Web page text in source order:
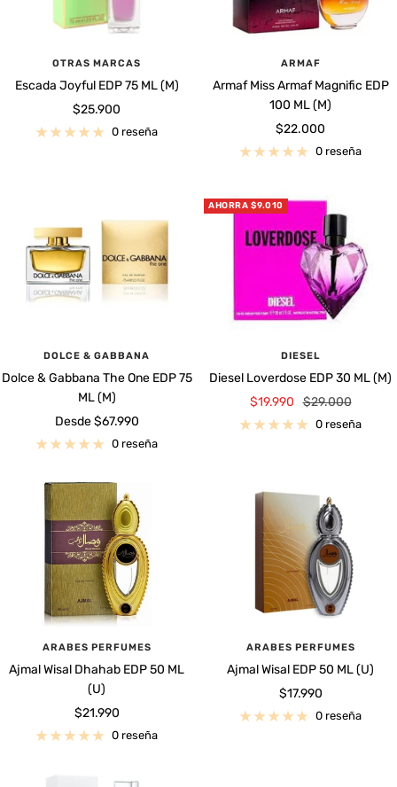
OTRAS MARCAS
Escada Joyful EDP 75 ML (M)
Precio
de
$25.900
0 reseña
ARMAF
Armaf Miss Armaf Magnific EDP
100 ML (M)
Precio
de
$22.000
0 reseña
DOLCE & GABBANA
Dolce & Gabbana The One EDP 75
ML (M)
Precio
de
Desde $67.990
0 reseña
AHORRA $9.010
DIESEL
Diesel Loverdose EDP 30 ML (M)
Precio
de
$19.990 Precio
normal
$29.000
0 reseña
ARABES PERFUMES
Ajmal Wisal Dhahab EDP 50 ML
(U)
Precio
de
$21.990
0 reseña
ARABES PERFUMES
Ajmal Wisal EDP 50 ML (U)
Precio
de
$17.990
0 reseña